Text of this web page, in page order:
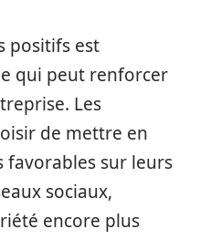
positifs est
qui peut renforcer
Les
de mettre en
favorables sur leurs
sociaux,
encore plus